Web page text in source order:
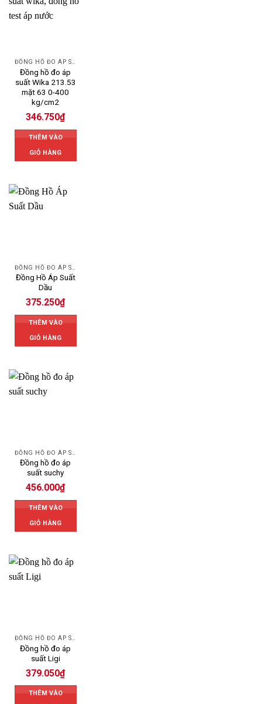
ĐỒNG HỒ ĐO ÁP SUẤT
Đồng hồ đo áp
suất Wika 213.53
mặt 63 0-400
kg/cm2
346.750₫
THÊM VÀO
GIỎ HÀNG
Đồng Hồ Áp Suất
Dầu
375.250₫
THÊM VÀO
GIỎ HÀNG
Đồng hồ đo áp
suất suchy
456.000₫
THÊM VÀO
GIỎ HÀNG
Đồng hồ đo áp
suất Ligi
379.050₫
THÊM VÀO